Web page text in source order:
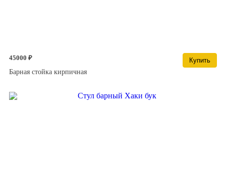
45000 ₽
Купить
Барная стойка кирпичная